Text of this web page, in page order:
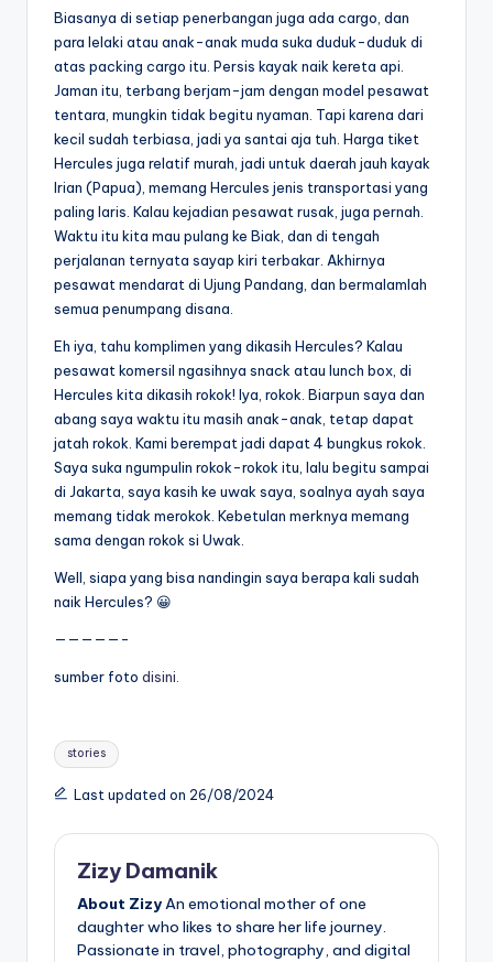
Biasanya di setiap penerbangan juga ada cargo, dan
para lelaki atau anak-anak muda suka duduk-duduk di
atas packing cargo itu. Persis kayak naik kereta api.
Jaman itu, terbang berjam-jam dengan model pesawat
tentara, mungkin tidak begitu nyaman. Tapi karena dari
kecil sudah terbiasa, jadi ya santai aja tuh. Harga tiket
Hercules juga relatif murah, jadi untuk daerah jauh kayak
Irian (Papua), memang Hercules jenis transportasi yang
paling laris. Kalau kejadian pesawat rusak, juga pernah.
Waktu itu kita mau pulang ke Biak, dan di tengah
perjalanan ternyata sayap kiri terbakar. Akhirnya
pesawat mendarat di Ujung Pandang, dan bermalamlah
semua penumpang disana.
Eh iya, tahu komplimen yang dikasih Hercules? Kalau
pesawat komersil ngasihnya snack atau lunch box, di
Hercules kita dikasih rokok! Iya, rokok. Biarpun saya dan
abang saya waktu itu masih anak-anak, tetap dapat
jatah rokok. Kami berempat jadi dapat 4 bungkus rokok.
Saya suka ngumpulin rokok-rokok itu, lalu begitu sampai
di Jakarta, saya kasih ke uwak saya, soalnya ayah saya
memang tidak merokok. Kebetulan merknya memang
sama dengan rokok si Uwak.
Well, siapa yang bisa nandingin saya berapa kali sudah
naik Hercules? 😀
—————-
sumber foto disini.
Tags:
stories
Last updated on 26/08/2024
Zizy Damanik
About ZizyAn emotional mother of one
daughter who likes to share her life journey.
Passionate in travel, photography, and digital